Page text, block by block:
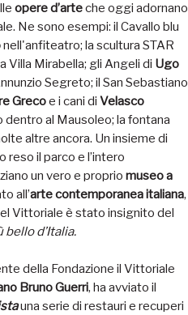
opere d’arteche oggi adornano
Ne sono esempi: il Cavallo blu
nell'anfiteatro; la scultura STAR
a Villa Mirabella; gli Angeli di Ugo
Segreto; il San Sebastiano
Grecoe i cani di Velasco
dentro al Mausoleo; la fontana
altre ancora. Un insieme di
reso il parco e l’intero
un vero e proprio museo a
all’arte contemporanea italiana,
Vittoriale è stato insignito del
bello d’Italia.
della Fondazione il Vittoriale
Bruno Guerri, ha avviato il
una serie di restauri e recuperi